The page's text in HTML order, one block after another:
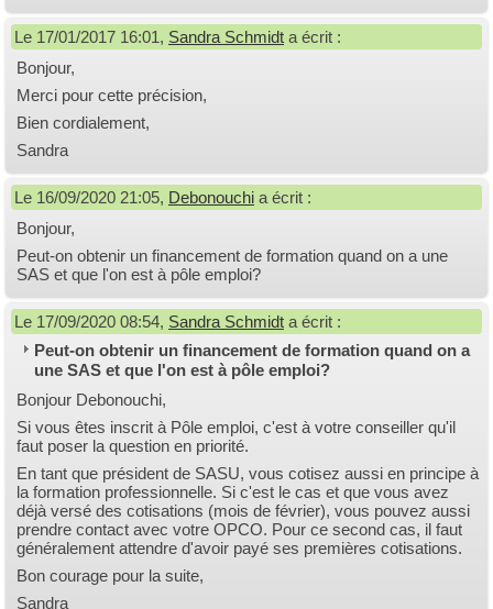
Le 17/01/2017 16:01, Sandra Schmidt a écrit :
Bonjour,
Merci pour cette précision,
Bien cordialement,
Sandra
Le 16/09/2020 21:05, Debonouchi a écrit :
Bonjour,
Peut-on obtenir un financement de formation quand on a une
SAS et que l'on est à pôle emploi?
Le 17/09/2020 08:54, Sandra Schmidt a écrit :
Peut-on obtenir un financement de formation quand on a
une SAS et que l'on est à pôle emploi?
Bonjour Debonouchi,
Si vous êtes inscrit à Pôle emploi, c'est à votre conseiller qu'il
faut poser la question en priorité.
En tant que président de SASU, vous cotisez aussi en principe à
la formation professionnelle. Si c'est le cas et que vous avez
déjà versé des cotisations (mois de février), vous pouvez aussi
prendre contact avec votre OPCO. Pour ce second cas, il faut
généralement attendre d'avoir payé ses premières cotisations.
Bon courage pour la suite,
Sandra